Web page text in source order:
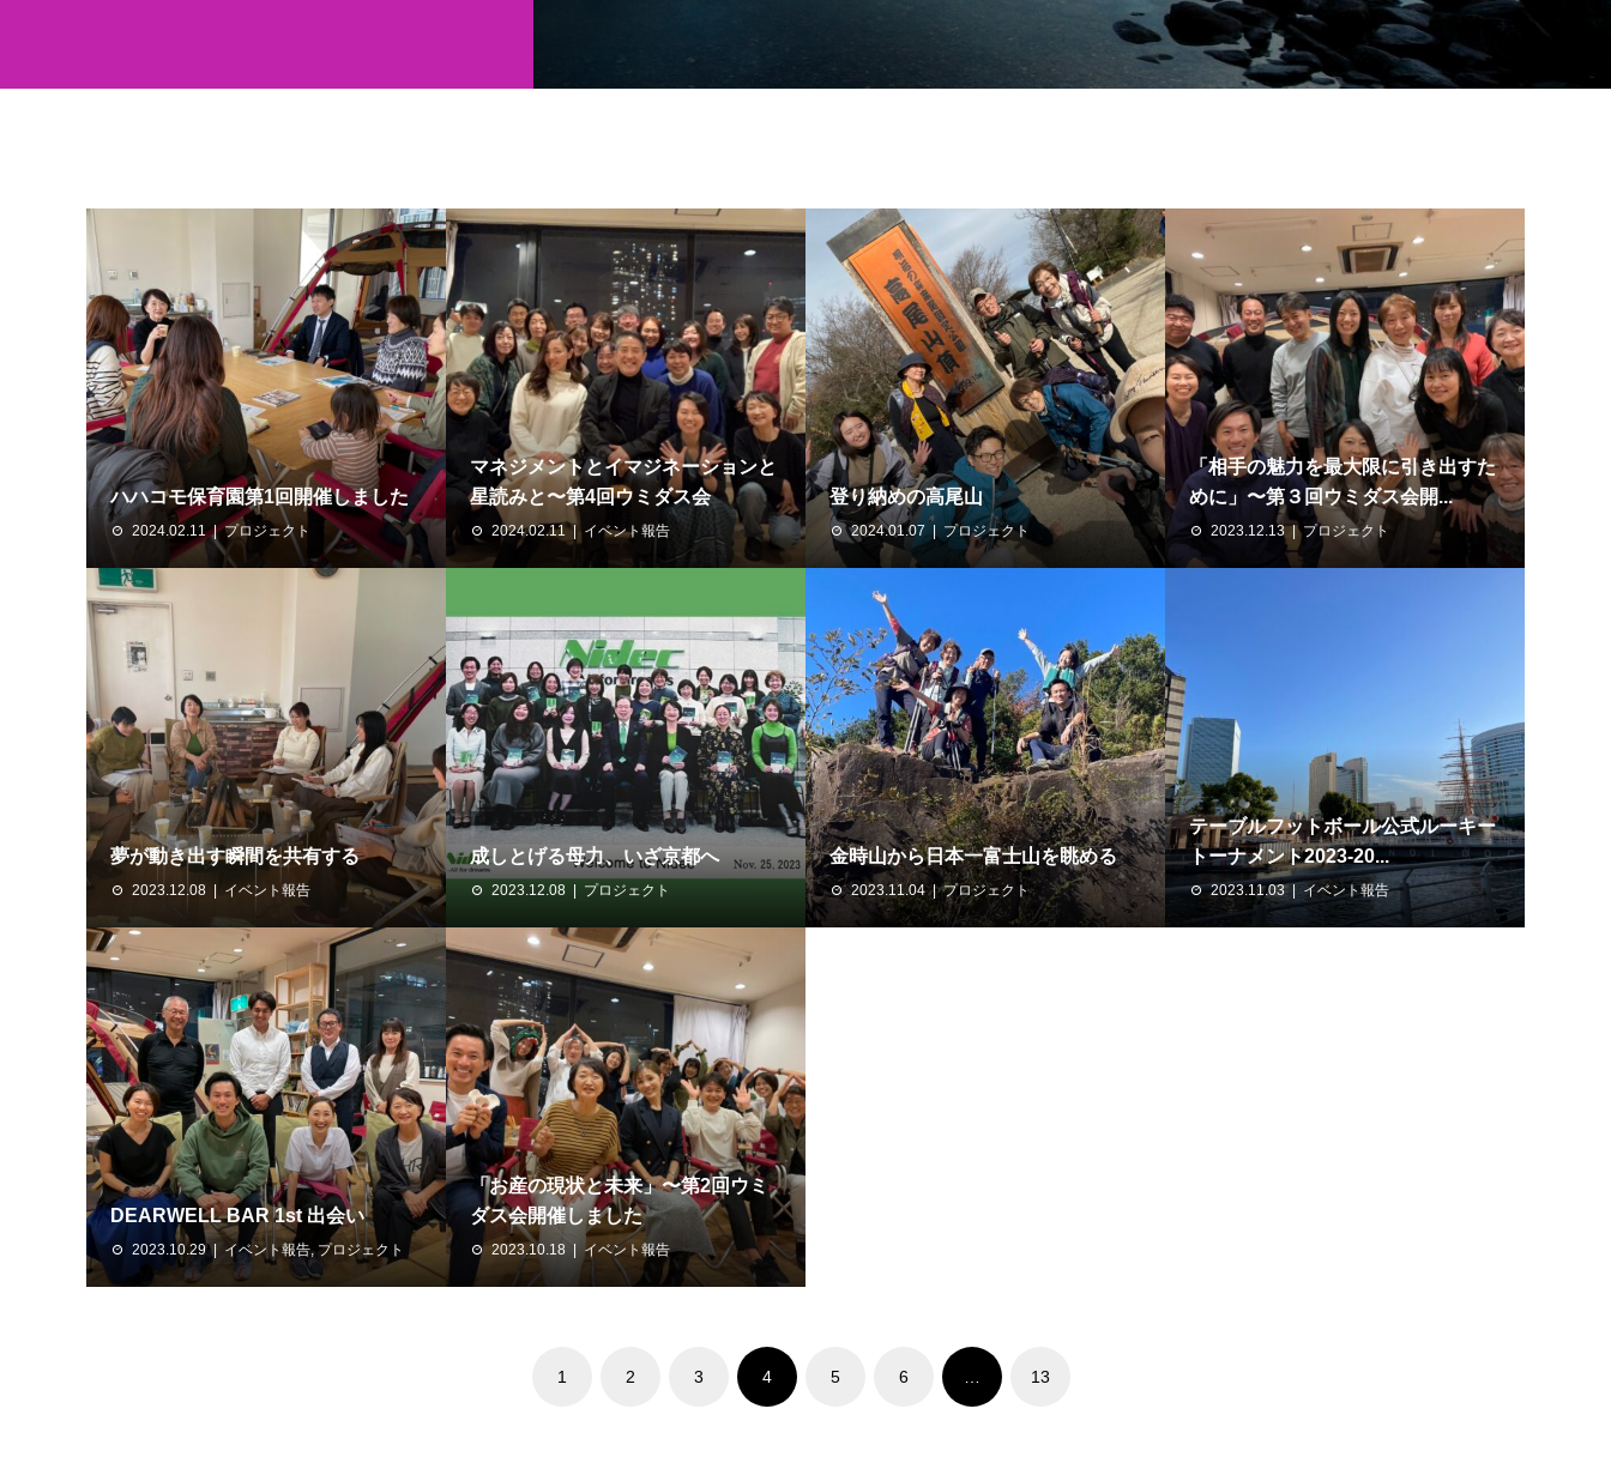
ハハコモ保育園第1回開催しました
2024.02.11 プロジェクト
マネジメントとイマジネーションと
星読みと〜第4回ウミダス会
2024.02.11 イベント報告
登り納めの高尾山
2024.01.07 プロジェクト
「相手の魅力を最大限に引き出すた
めに」〜第３回ウミダス会開...
2023.12.13 プロジェクト
夢が動き出す瞬間を共有する
2023.12.08 イベント報告
成しとげる母力、いざ京都へ
2023.12.08 プロジェクト
金時山から日本一富士山を眺める
2023.11.04 プロジェクト
テーブルフットボール公式ルーキー
トーナメント2023-20...
2023.11.03 イベント報告
DEARWELL BAR 1st 出会い
2023.10.29 イベント報告, プロジェクト
「お産の現状と未来」〜第2回ウミ
ダス会開催しました
2023.10.18 イベント報告
1 2 3 4 5 6 13